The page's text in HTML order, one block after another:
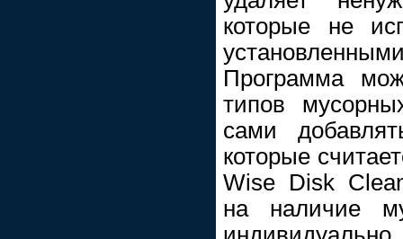
которые не
Программа
типов
сами
которые
Wise Disk
на наличие